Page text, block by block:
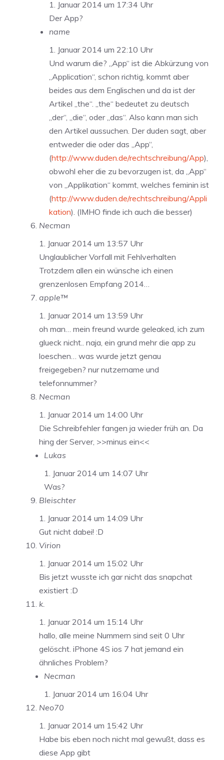
1. Januar 2014 um 17:34 Uhr
Der App?
name
1. Januar 2014 um 22:10 Uhr
Und warum die? „App“ ist die Abkürzung von
„Application“, schon richtig, kommt aber
beides aus dem Englischen und da ist der
Artikel „the“. „the“ bedeutet zu deutsch
„der“, „die“, oder „das“. Also kann man sich
den Artikel aussuchen. Der duden sagt, aber
entweder die oder das „App“,
(http://www.duden.de/rechtschreibung/App),
obwohl eher die zu bevorzugen ist, da „App“
von „Applikation“ kommt, welches feminin ist
(http://www.duden.de/rechtschreibung/Appli
kation). (IMHO finde ich auch die besser)
Necman
1. Januar 2014 um 13:57 Uhr
Unglaublicher Vorfall mit Fehlverhalten
Trotzdem allen ein wünsche ich einen
grenzenlosen Empfang 2014…
apple™
1. Januar 2014 um 13:59 Uhr
oh man… mein freund wurde geleaked, ich zum
glueck nicht.. naja, ein grund mehr die app zu
loeschen… was wurde jetzt genau
freigegeben? nur nutzername und
telefonnummer?
Necman
1. Januar 2014 um 14:00 Uhr
Die Schreibfehler fangen ja wieder früh an. Da
hing der Server, >>minus ein<<
Lukas
1. Januar 2014 um 14:07 Uhr
Was?
Bleischter
1. Januar 2014 um 14:09 Uhr
Gut nicht dabei! :D
Virion
1. Januar 2014 um 15:02 Uhr
Bis jetzt wusste ich gar nicht das snapchat
existiert :D
k.
1. Januar 2014 um 15:14 Uhr
hallo, alle meine Nummern sind seit 0 Uhr
gelöscht. iPhone 4S ios 7 hat jemand ein
ähnliches Problem?
Necman
1. Januar 2014 um 16:04 Uhr
Neo70
1. Januar 2014 um 15:42 Uhr
Habe bis eben noch nicht mal gewußt, dass es
diese App gibt